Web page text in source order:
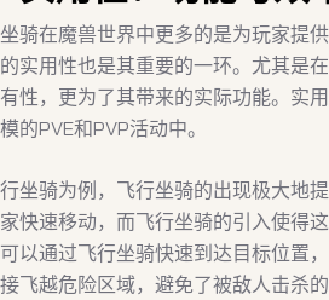
骑在魔兽世界中更多的是为玩家提
实用性也是其重要的一环。尤其是
性，更为了其带来的实际功能。实
的PVE和PVP活动中。
坐骑为例，飞行坐骑的出现极大地
快速移动，而飞行坐骑的引入使得
以通过飞行坐骑快速到达目标位置
飞越危险区域，避免了被敌人击杀